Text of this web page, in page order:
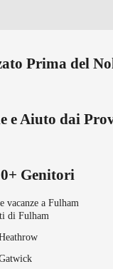
Prima del
e Aiuto dai
Genitori
vacanze a Fulham
di Fulham